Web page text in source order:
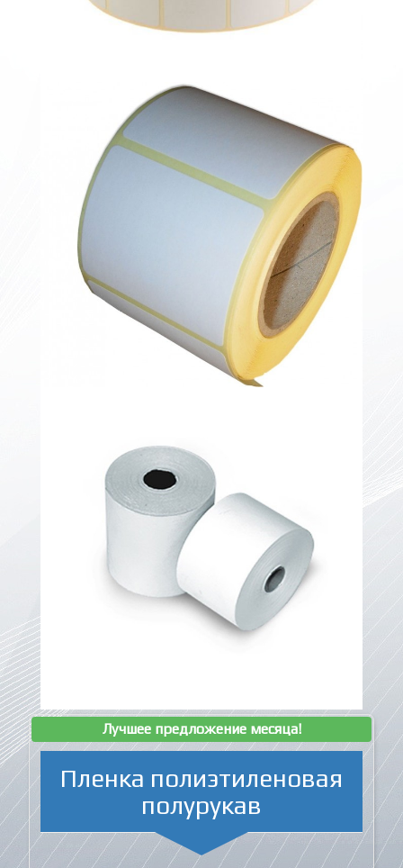
Лучшее предложение месяца!
Пленка полиэтиленовая
полурукав